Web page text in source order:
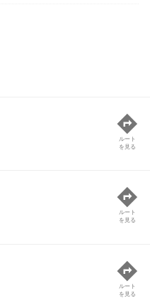
ルート
を見る
ルート
を見る
ルート
を見る